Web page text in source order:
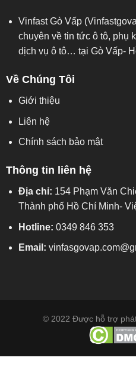
Vinfast Gò Vấp
chuyên về tin tức ô tô, phụ
dịch vụ ô tô… tại Gò Vấp-
Về Chúng Tôi
Giới thiệu
Liên hệ
Chính sách bảo mật
Thông tin liên hệ
Địa chỉ: 154 Phạm Văn
Thành phố Hồ Chí Minh-
Hotline: 0349 846 353
Email:
© 2022 Được hỗ trợ